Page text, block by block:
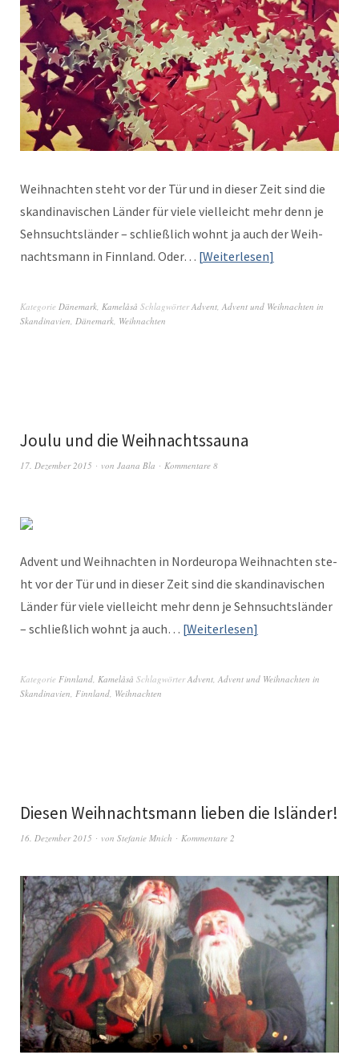
Wei­h­nacht­en ste­ht vor der Tür und in dieser Zeit sind die
skan­di­navis­chen Län­der für viele vielle­icht mehr denn je
Sehn­sucht­slän­der – schließlich wohnt ja auch der Wei­h­
nachts­mann in Finn­land. Oder… Weit­er­lesen
Kategorie Dänemark, Kamelåså SchlagwörterAdvent, Advent und Weihnachten in
Skandinavien, Dänemark, Weihnachten
Joulu und die Weihnachtssauna
17. Dezember 2015 von Jaana Bla Kommentare 8
Advent und Wei­h­nacht­en in Nordeu­ropa Wei­h­nacht­en ste­
ht vor der Tür und in dieser Zeit sind die skan­di­navis­chen
Län­der für viele vielle­icht mehr denn je Sehn­sucht­slän­der
– schließlich wohnt ja auch… Weit­er­lesen
Kategorie Finnland, Kamelåså SchlagwörterAdvent, Advent und Weihnachten in
Skandinavien, Finnland, Weihnachten
Diesen Weihnachtsmann lieben die Isländer!
16. Dezember 2015 von Stefanie Mnich Kommentare 2